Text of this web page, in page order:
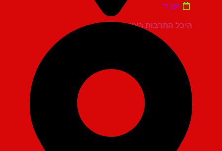
היכל התרבות ראשון לציון
יום ד'